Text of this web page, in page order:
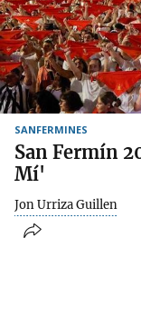
SANFERMINES
San Fermín
Mí'
Jon Urriza Guillen